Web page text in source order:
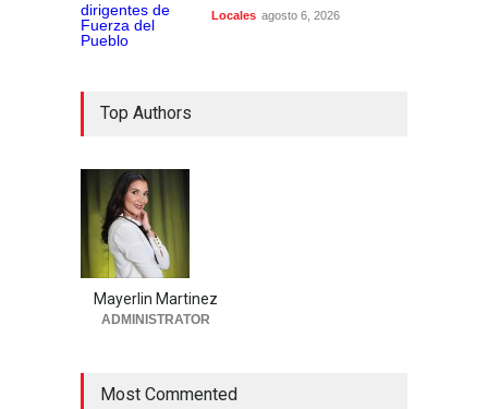
Locales agosto 6, 2026
Top Authors
Mayerlin Martinez
ADMINISTRATOR
Most Commented